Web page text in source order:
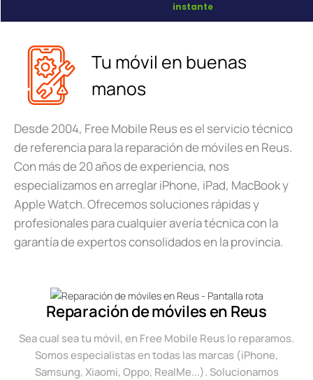
instante
Tu móvil en buenas
manos
Desde 2004, Free Mobile Reus es el servicio técnico
de referencia para la reparación de móviles en Reus.
Con más de 20 años de experiencia, nos
especializamos en arreglar iPhone, iPad, MacBook y
Apple Watch. Ofrecemos soluciones rápidas y
profesionales para cualquier avería técnica con la
garantía de expertos consolidados en la provincia.
Reparación de móviles en Reus
Sea cual sea tu móvil, en Free Mobile Reus lo reparamos.
Somos especialistas en todas las marcas (iPhone,
Samsung, Xiaomi, Oppo, RealMe...). Solucionamos